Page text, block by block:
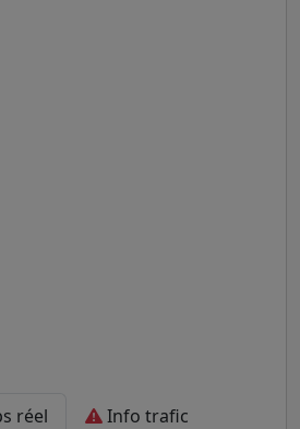
réel Info trafic